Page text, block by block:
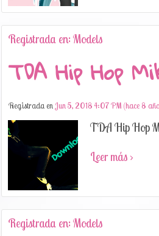
Registrada en: Models
TDA Hip Hop
Registrada en Jun 5, 2018 4:07 PM (hace 8
TDA Hip Hop
Leer más ›
Registrada en: Models